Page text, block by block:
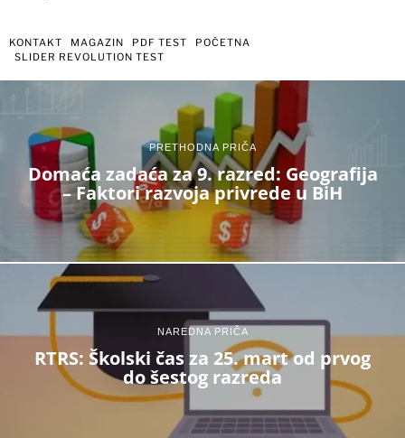
KONTAKT MAGAZIN PDF TEST
POČETNA
SLIDER REVOLUTION TEST
PRETHODNA PRIČA
Domaća zadaća za 9. razred: Geografija
– Faktori razvoja privrede u BiH
NAREDNA PRIČA
RTRS: Školski čas za 25. mart od prvog
do šestog razreda